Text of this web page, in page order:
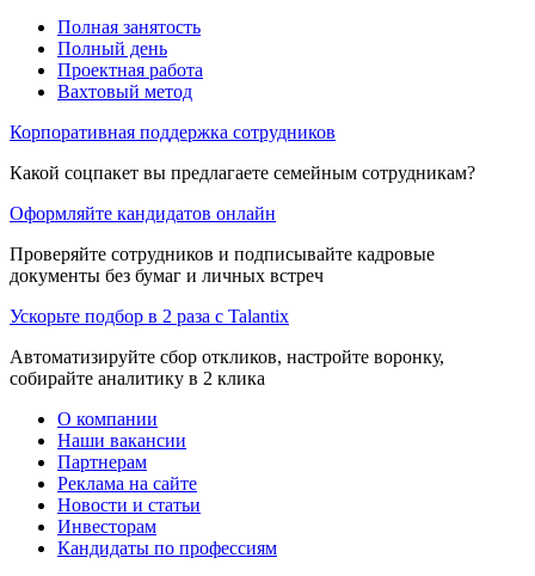
Полная занятость
Полный день
Проектная работа
Вахтовый метод
Корпоративная поддержка сотрудников
Какой соцпакет вы предлагаете семейным сотрудникам?
Оформляйте кандидатов онлайн
Проверяйте сотрудников и подписывайте кадровые
документы без бумаг и личных встреч
Ускорьте подбор в 2 раза с Talantix
Автоматизируйте сбор откликов, настройте воронку,
собирайте аналитику в 2 клика
О компании
Наши вакансии
Партнерам
Реклама на сайте
Новости и статьи
Инвесторам
Кандидаты по профессиям